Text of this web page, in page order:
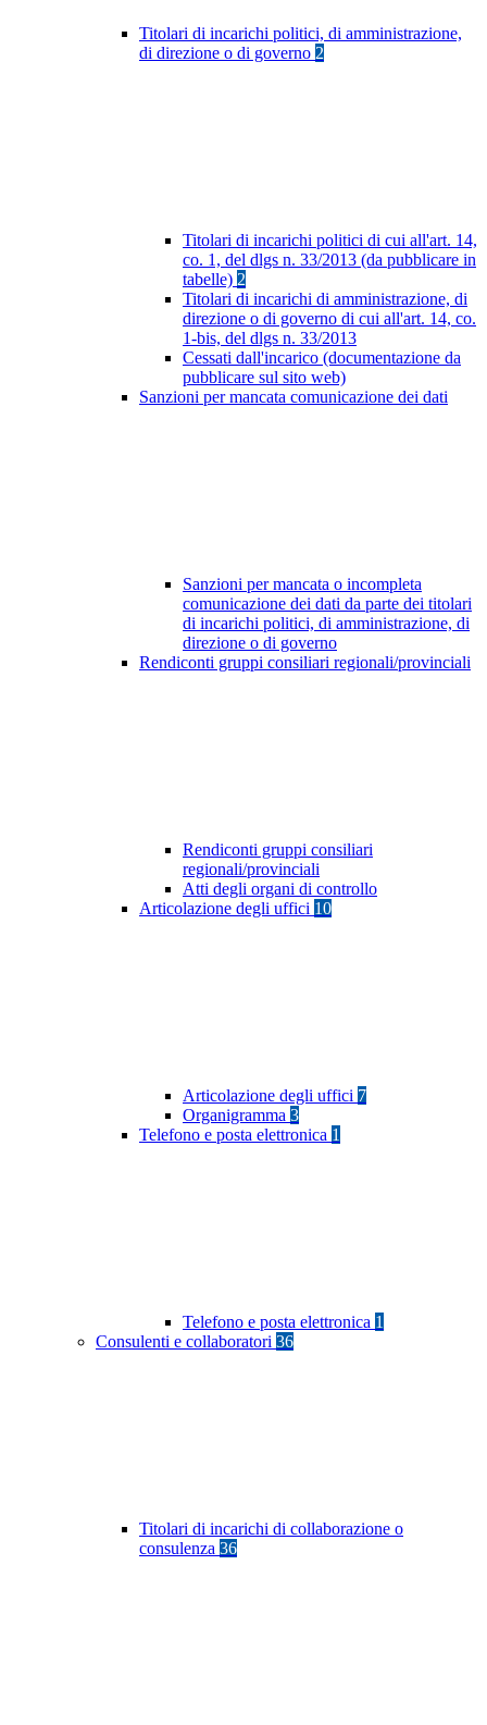
Titolari di incarichi politici, di amministrazione,
di direzione o di governo 2
Titolari di incarichi politici di cui all'art. 14,
co. 1, del dlgs n. 33/2013 (da pubblicare in
tabelle) 2
Titolari di incarichi di amministrazione, di
direzione o di governo di cui all'art. 14, co.
1-bis, del dlgs n. 33/2013
Cessati dall'incarico (documentazione da
pubblicare sul sito web)
Sanzioni per mancata comunicazione dei dati
Sanzioni per mancata o incompleta
comunicazione dei dati da parte dei titolari
di incarichi politici, di amministrazione, di
direzione o di governo
Rendiconti gruppi consiliari regionali/provinciali
Rendiconti gruppi consiliari
regionali/provinciali
Atti degli organi di controllo
Articolazione degli uffici 10
Articolazione degli uffici 7
Organigramma 3
Telefono e posta elettronica 1
Telefono e posta elettronica 1
Consulenti e collaboratori 36
Titolari di incarichi di collaborazione o
consulenza 36